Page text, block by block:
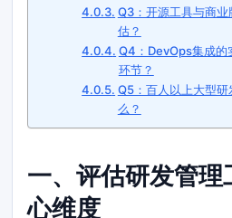
Q3：开源工具与商
估？
Q4：DevOps集成的
环节？
Q5：百人以上大型
么？
一、评估研发管
心维度